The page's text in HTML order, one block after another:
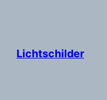
Lichtschilder